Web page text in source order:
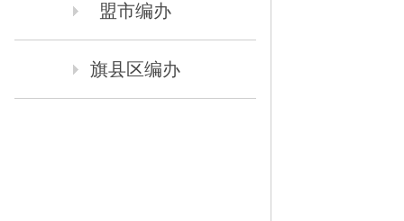
盟市编办
旗县区编办